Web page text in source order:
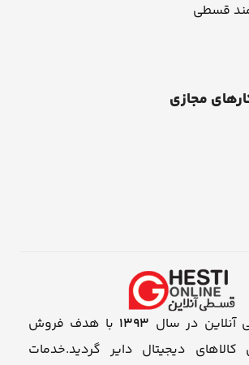
قسطی
مجازی
در سال 1393 با هدف فروش
دیجیتال دایر گردید.خدمات